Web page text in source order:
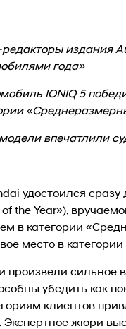
редакторы издания
года»
IONIQ 5
впечатлили
удостоился
of the Year»),
в категории
место в
произвели сильное
убедить как
клиентов
Экспертное жюри